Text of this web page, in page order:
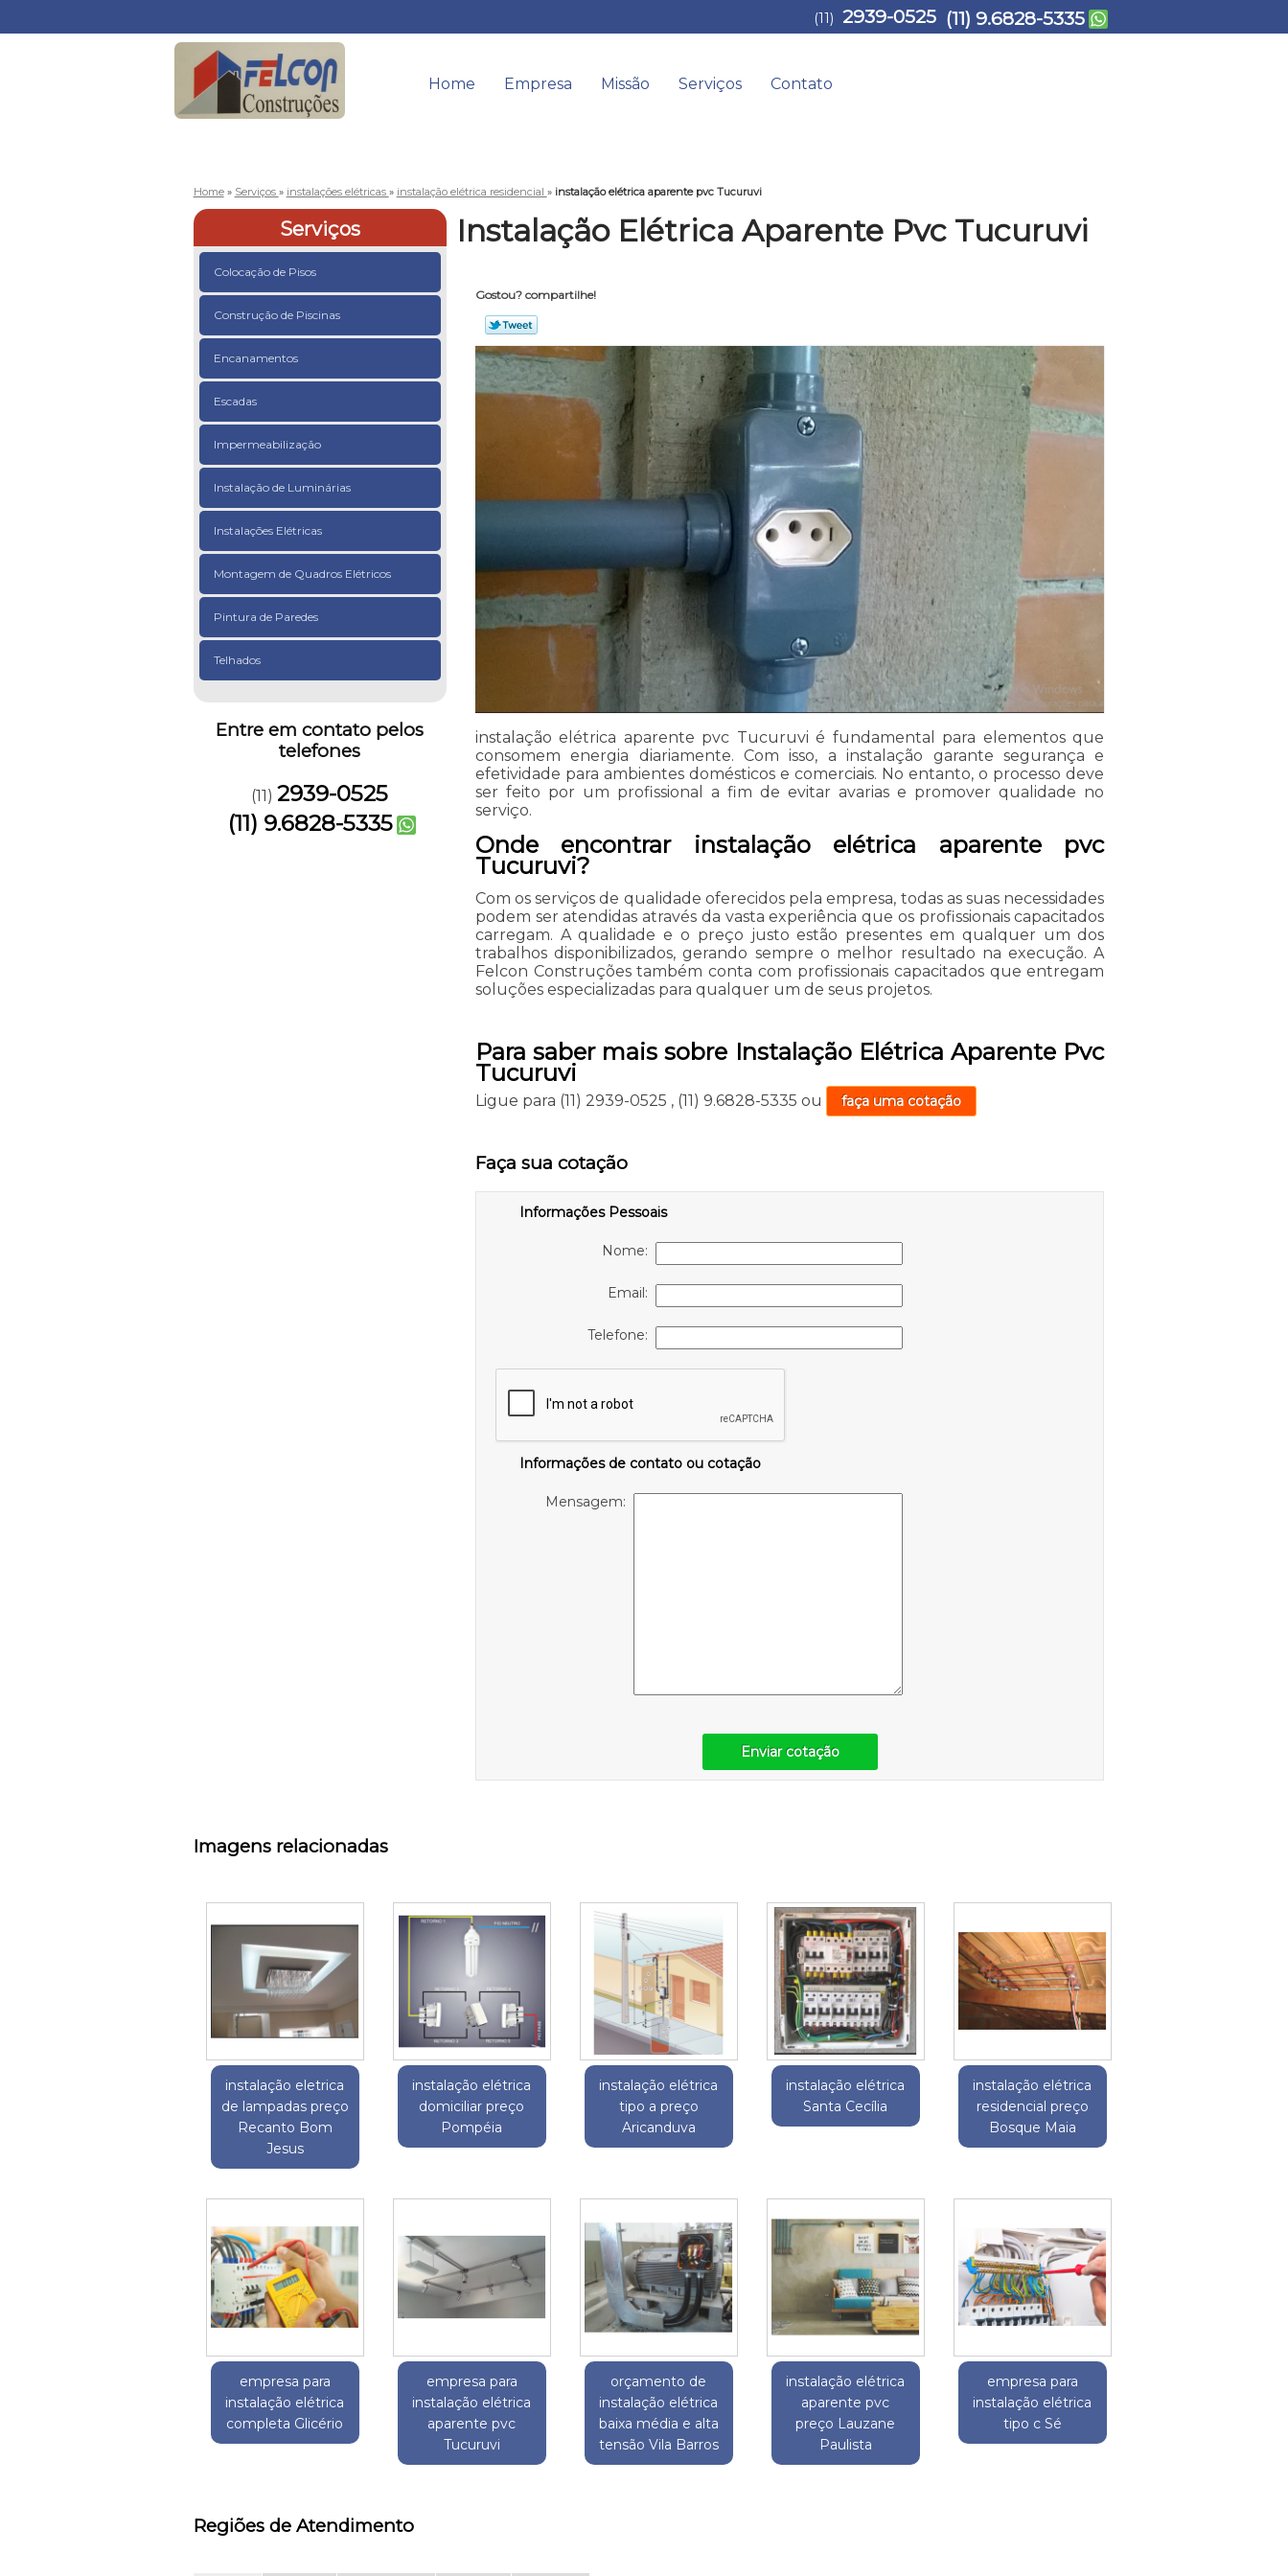
Home Empresa Missão Serviços Contato
(11) 2939-0525 (11) 9.6828-5335
Home » Serviços » instalações elétricas » instalação elétrica residencial » instalação elétrica aparente pvc Tucuruvi
Serviços
Colocação de Pisos
Construção de Piscinas
Encanamentos
Escadas
Impermeabilização
Instalação de Luminárias
Instalações Elétricas
Montagem de Quadros Elétricos
Pintura de Paredes
Telhados
Entre em contato pelos
telefones
(11) 2939-0525
(11) 9.6828-5335
Instalação Elétrica Aparente Pvc Tucuruvi
Gostou? compartilhe!
instalação elétrica aparente pvc Tucuruvi é fundamental para elementos que
consomem energia diariamente. Com isso, a instalação garante segurança e
efetividade para ambientes domésticos e comerciais. No entanto, o processo deve
ser feito por um profissional a fim de evitar avarias e promover qualidade no
serviço.
Onde encontrar instalação elétrica aparente pvc
Tucuruvi?
Com os serviços de qualidade oferecidos pela empresa, todas as suas necessidades
podem ser atendidas através da vasta experiência que os profissionais capacitados
carregam. A qualidade e o preço justo estão presentes em qualquer um dos
trabalhos disponibilizados, gerando sempre o melhor resultado na execução. A
Felcon Construções também conta com profissionais capacitados que entregam
soluções especializadas para qualquer um de seus projetos.
Para saber mais sobre Instalação Elétrica Aparente Pvc
Tucuruvi
Ligue para (11) 2939-0525 , (11) 9.6828-5335 ou faça uma cotação
Faça sua cotação
Informações Pessoais
Nome:
Email:
Telefone:
Informações de contato ou cotação
Mensagem:
Enviar cotação
Imagens relacionadas
instalação eletrica
de lampadas preço
Recanto Bom
Jesus
instalação elétrica
domiciliar preço
Pompéia
instalação elétrica
tipo a preço
Aricanduva
instalação elétrica
Santa Cecília
instalação elétrica
residencial preço
Bosque Maia
empresa para
instalação elétrica
completa Glicério
empresa para
instalação elétrica
aparente pvc
Tucuruvi
orçamento de
instalação elétrica
baixa média e alta
tensão Vila Barros
instalação elétrica
aparente pvc
preço Lauzane
Paulista
empresa para
instalação elétrica
tipo c Sé
Regiões de Atendimento